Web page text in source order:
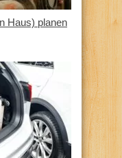
Haus) planen